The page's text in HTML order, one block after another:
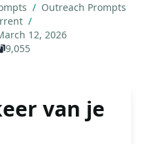
/ Outreach Prompts
/
12, 2026
9,055
van je